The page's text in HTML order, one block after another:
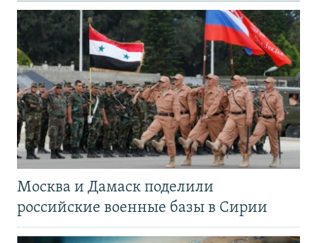
Москва и Дамаск поделили
российские военные базы в Сирии